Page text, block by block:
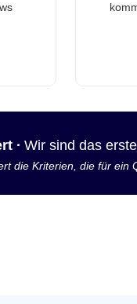
· Wir sind das
die Kriterien, die für